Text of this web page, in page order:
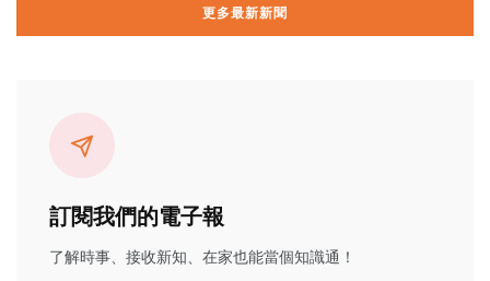
更多最新新聞
訂閱我們的電子報
了解時事、接收新知、在家也能當個知識通！